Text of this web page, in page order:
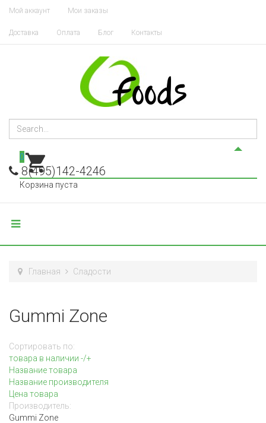
Мой аккаунт Мои заказы
Доставка Оплата Блог Контакты
8(495)142-4246
0
Корзина пуста
Главная Сладости
Gummi Zone
Сортировать по:
товара в наличии -/+
Название товара
Название производителя
Цена товара
Производитель:
Gummi Zone